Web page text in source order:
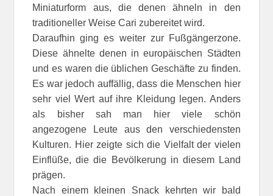
Miniaturform aus, die denen ähneln in den
traditioneller Weise Cari zubereitet wird.
Daraufhin ging es weiter zur Fußgängerzone.
Diese ähnelte denen in europäischen Städten
und es waren die üblichen Geschäfte zu finden.
Es war jedoch auffällig, dass die Menschen hier
sehr viel Wert auf ihre Kleidung legen. Anders
als bisher sah man hier viele schön
angezogene Leute aus den verschiedensten
Kulturen. Hier zeigte sich die Vielfalt der vielen
Einflüße, die die Bevölkerung in diesem Land
prägen.
Nach einem kleinen Snack kehrten wir bald